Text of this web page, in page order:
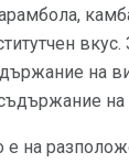
вкус.
на
на
е на